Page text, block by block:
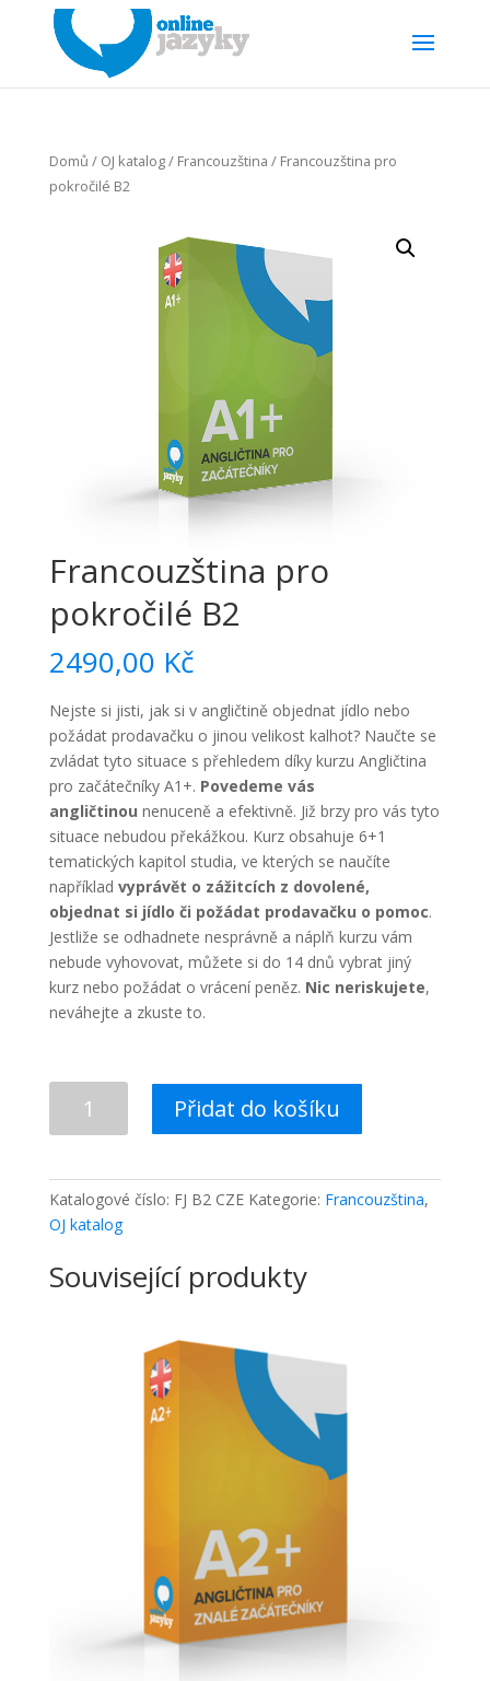
Domů / OJ katalog/ Francouzština / Francouzština pro
pokročilé B2
Francouzština pro
pokročilé B2
2490,00 Kč
Nejste si jisti, jak si v angličtině objednat jídlo nebo
požádat prodavačku o jinou velikost kalhot? Naučte se
zvládat tyto situace s přehledem díky kurzu Angličtina
pro začátečníky A1+. Povedeme vás
angličtinou nenuceně a efektivně. Již brzy pro vás tyto
situace nebudou překážkou. Kurz obsahuje 6+1
tematických kapitol studia, ve kterých se naučíte
například vyprávět o zážitcích z dovolené,
objednat si jídlo či požádat prodavačku o pomoc.
Jestliže se odhadnete nesprávně a náplň kurzu vám
nebude vyhovovat, můžete si do 14 dnů vybrat jiný
kurz nebo požádat o vrácení peněz. Nic neriskujete,
neváhejte a zkuste to.
množství
Přidat do košíku
Katalogové číslo: FJ B2 CZE Kategorie: Francouzština,
OJ katalog
Související produkty